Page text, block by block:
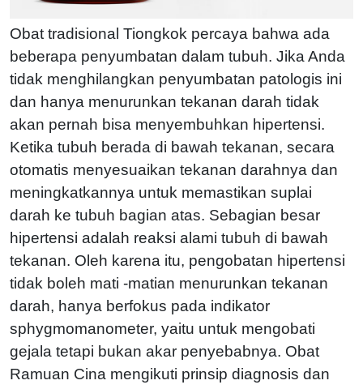
Obat tradisional Tiongkok percaya bahwa ada
beberapa penyumbatan dalam tubuh. Jika Anda
tidak menghilangkan penyumbatan patologis ini
dan hanya menurunkan tekanan darah tidak
akan pernah bisa menyembuhkan hipertensi.
Ketika tubuh berada di bawah tekanan, secara
otomatis menyesuaikan tekanan darahnya dan
meningkatkannya untuk memastikan suplai
darah ke tubuh bagian atas. Sebagian besar
hipertensi adalah reaksi alami tubuh di bawah
tekanan. Oleh karena itu, pengobatan hipertensi
tidak boleh mati -matian menurunkan tekanan
darah, hanya berfokus pada indikator
sphygmomanometer, yaitu untuk mengobati
gejala tetapi bukan akar penyebabnya. Obat
Ramuan Cina mengikuti prinsip diagnosis dan